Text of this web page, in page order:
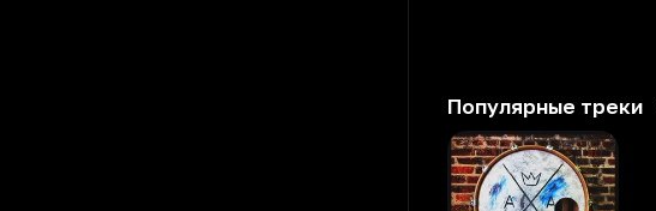
Популярные треки